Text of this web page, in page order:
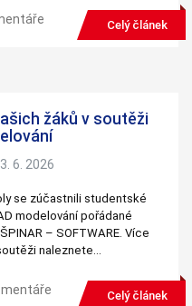
Celý článek
žáků v soutěži
6. 2026
se zúčastnili studentské
modelování pořádané
– SOFTWARE. Více
naleznete…
Celý článek
obsahu a nabídek.